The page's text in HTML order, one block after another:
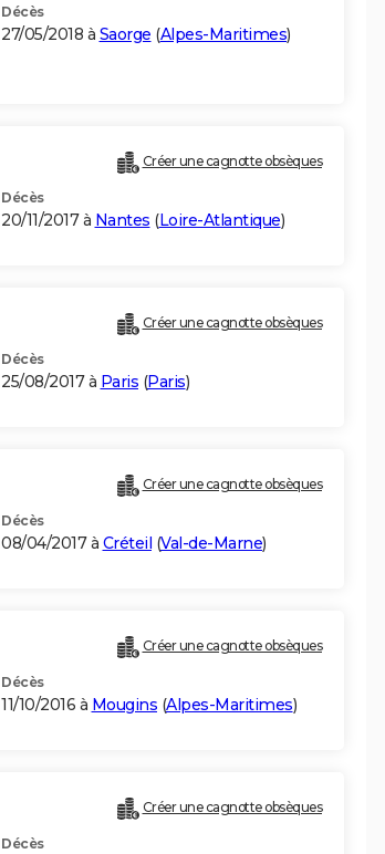
Décès
27/05/2018 à Saorge (Alpes-Maritimes)
Créer une cagnotte obsèques
Décès
20/11/2017 à Nantes (Loire-Atlantique)
Créer une cagnotte obsèques
Décès
25/08/2017 à Paris (Paris)
Créer une cagnotte obsèques
Décès
08/04/2017 à Créteil (Val-de-Marne)
Créer une cagnotte obsèques
Décès
11/10/2016 à Mougins (Alpes-Maritimes)
Créer une cagnotte obsèques
Décès